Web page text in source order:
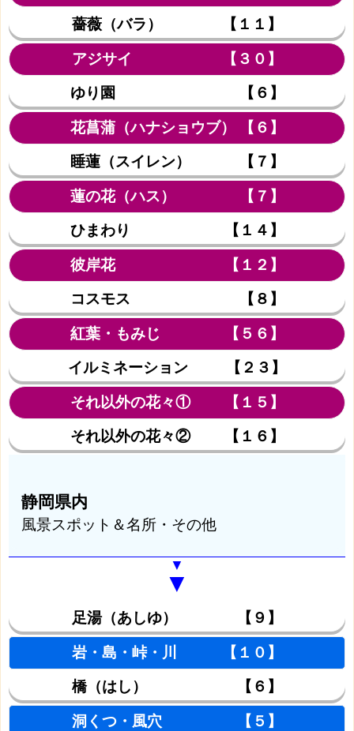
薔薇（バラ） 【１１】
アジサイ 【３０】
ゆり園 【６】
花菖蒲（ハナショウブ） 【６】
睡蓮（スイレン） 【７】
蓮の花（ハス） 【７】
ひまわり 【１４】
彼岸花 【１２】
コスモス 【８】
紅葉・もみじ 【５６】
イルミネーション 【２３】
それ以外の花々① 【１５】
それ以外の花々② 【１６】
静岡県内
風景スポット＆名所・その他
▼
▼
足湯（あしゆ） 【９】
岩・島・峠・川 【１０】
橋（はし） 【６】
洞くつ・風穴 【５】